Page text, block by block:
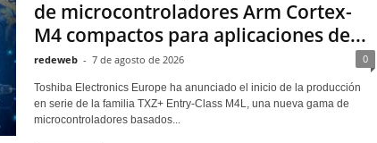
de microcontroladores Arm Cortex-
M4 compactos para aplicaciones de...
redeweb - 7 de agosto de 2026 0
Toshiba Electronics Europe ha anunciado el inicio de la producción
en serie de la familia TXZ+ Entry-Class M4L, una nueva gama de
microcontroladores basados...